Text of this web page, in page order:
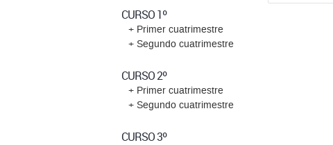
CURSO 1º
+ Primer cuatrimestre
+ Segundo cuatrimestre
CURSO 2º
+ Primer cuatrimestre
+ Segundo cuatrimestre
CURSO 3º